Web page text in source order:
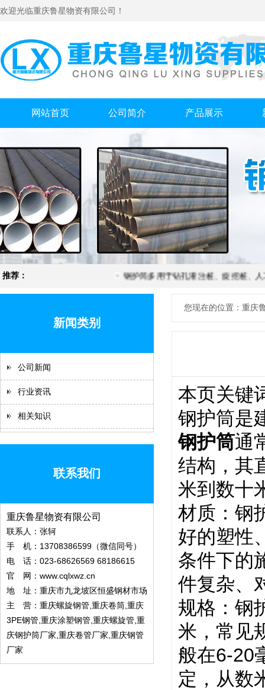
欢迎光临重庆鲁星物资有限公司！
网站首页 公司简介 产品展示
推荐： 钢护筒多用于钻孔灌注桩、旋挖桩、人工
新闻类别
公司新闻
行业资讯
相关知识
联系我们
重庆鲁星物资有限公司
联系人：张轲
手 机：13708386599（微信同号）
电 话：023-68626569 68186615
官 网： www.cqlxwz.cn
地 址：重庆市九龙坡区恒盛钢材市场
主 营：重庆螺旋钢管,重庆卷筒,重庆
3PE钢管,重庆涂塑钢管,重庆螺旋管,重
庆钢护筒厂家,重庆卷管厂家,重庆钢管
厂家
您现在的位置：重庆
本页关键
钢护筒是
钢护筒通
结构，其
米到数十
材质：钢
好的塑性
条件下的
件复杂、
规格：钢
米，常见
般在6-20
定，从数